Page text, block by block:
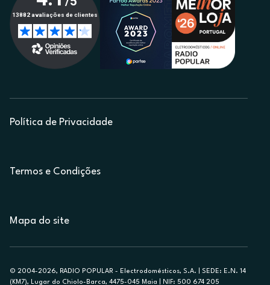
Política de Privacidade
Termos e Condições
Mapa do site
© 2004-2026, RADIO POPULAR - Electrodomésticos, S.A. | SEDE: E.N. 14
(KM7), Lugar do Chiolo-Barca, 4475-045 Maia | NIF: 500 674 205